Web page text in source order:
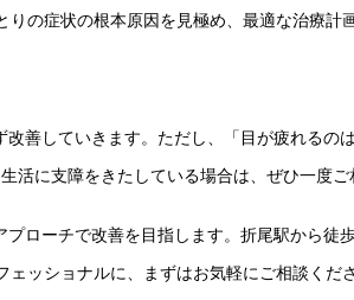
の症状の根本原因を見極め、最適な治療
善していきます。ただし、「目が疲れる
活に支障をきたしている場合は、ぜひ一度
ローチで改善を目指します。折尾駅から徒
ッショナルに、まずはお気軽にご相談くだ